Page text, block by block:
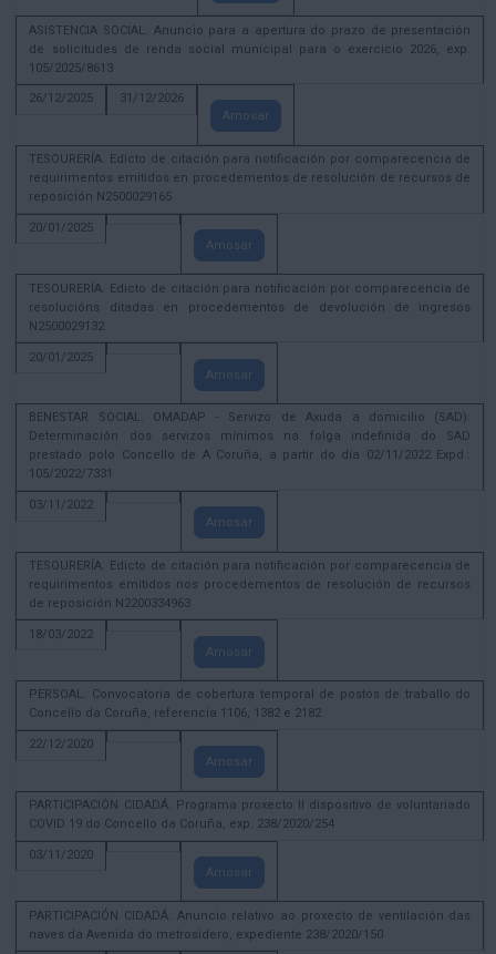
ASISTENCIA SOCIAL. Anuncio para a apertura do prazo de presentación
de solicitudes de renda social municipal para o exercicio 2026, exp.
105/2025/8613
26/12/2025
31/12/2026
Amosar
TESOURERÍA. Edicto de citación para notificación por comparecencia de
requirimentos emitidos en procedementos de resolución de recursos de
reposición N2500029165
20/01/2025
Amosar
TESOURERÍA. Edicto de citación para notificación por comparecencia de
resolucións ditadas en procedementos de devolución de ingresos
N2500029132
20/01/2025
Amosar
BENESTAR SOCIAL. OMADAP - Servizo de Axuda a domicilio (SAD):
Determinación dos servizos mínimos na folga indefinida do SAD
prestado polo Concello de A Coruña, a partir do día 02/11/2022 Expd.:
105/2022/7331
03/11/2022
Amosar
TESOURERÍA. Edicto de citación para notificación por comparecencia de
requirimentos emitidos nos procedementos de resolución de recursos
de reposición N2200334963
18/03/2022
Amosar
PERSOAL. Convocatoria de cobertura temporal de postos de traballo do
Concello da Coruña, referencia 1106, 1382 e 2182
22/12/2020
Amosar
PARTICIPACIÓN CIDADÁ. Programa proxecto II dispositivo de voluntariado
COVID 19 do Concello da Coruña, exp. 238/2020/254
03/11/2020
Amosar
PARTICIPACIÓN CIDADÁ. Anuncio relativo ao proxecto de ventilación das
naves da Avenida do metrosidero, expediente 238/2020/150